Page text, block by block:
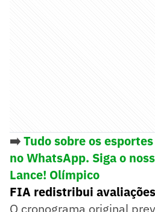
➡️Tudo sobre os
no WhatsApp. Siga o
Lance! Olímpico
FIA redistribui
O cronograma original